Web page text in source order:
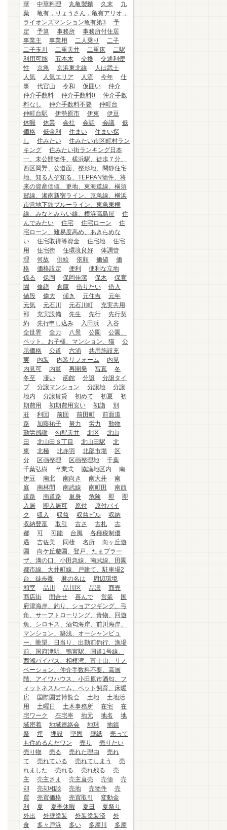
華
中華料理 丸亀製麵 久末
九
葉
亀有，りょうさん，亀有アリオ，
ライオンズマンション亀有第3
予
定
予算 事務所
事務所付住居
事業主
事業用 二人乗り
二子
二子玉川
二重天井 二重床
二駅
利用可能
五本木 交換
交通利便
性
京急 京浜東北線
人は武士
人気
人気エリア 人流 今年
仕
事
代官山 令和 仮囲い
仲介
仲介手数料
仲介手数料0
仲介手数
料なし
仲介手数料不要
仲町台
仲町台駅
伊勢原市 伊東
伊豆
休暇
休業 会社 会話 会議
低
価格
低金利 住まい
住まい探
し
住みたい
住みたい市区町村ラン
キング
住みたい街ランキング日本
一、未公開物件、横浜駅、徒歩７分、
西区岡野、公道面、整形地、閑静住宅
地、知る人ぞ知る、TEPPAN物件、将
来の資産価値、更地、東海道線、横須
賀線、湘南新宿ライン、京急線、横浜
市営地下鉄ブルーライン、東急東横
線、みなとみらい線、横浜高島屋
住
んでみたい
住宅 住宅ローン
住
宅ローン、難易度高め、あきらめな
い
住宅取得等資金 住宅地
住宅
用
住宅街 住環境良好
体調管
理
何故 供給 依頼 価値
価
格
価格設定 便利
便利な立地
係る
保岡 保岡佳潔 保木
保育
園
修繕 倉庫 借りたい
借入
値段
偉大 傾き 元住吉
元年
元気
元石川 元石川町
充実共用
部
充実設備 先生 先行
先行契
約
先行申し込み 入田浜
入谷
全世界
全力 八景 公園
公園、
ペット、お子様、マンション、猫
公
示価格
公道 六浦
共用施設充
実
内装 内装リフォーム
内見
内見可
内覧 再開発 写真
冬
冬至
凄い 函館 分譲
分譲タイ
プ
分譲マンション 分譲地
分譲
地内
分譲賃貸 初めて 初夏
初
期費用
初期費用安い 初詣
別
荘
利回 前回 前田町
前面道
路
加藤祐子 努力 労力
動物
勤労感謝
勾配天井 北区
北山
田
北山田６丁目 北山田駅
北
東
北極 北赤羽 北部市場
区
分
区画整理 区画整理地
千葉
千葉弘樹
卒業式 協議地区内
南
伊豆
南北 南向き 南大井
南
庭
南林間 南武線 南町田
南西
道路
南道路 単身 危険 即
即
入居
即入居可 原付
原付バイ
ク
収入 収益 収益ビル
収納
収納豊富
取引 古さ 古札
古
都
可 可能 台風
各種税制優
遇
吉佐美 同棲 名所
向ヶ丘遊
園
向ケ丘遊園、登戸、たまプラー
ザ、溝の口、小田急線、南武線、田園
都市線、大井町線、戸建て、駐車場2
台、徒歩圏
君の名は
周辺環境
和室
品川 品川区 品濃
商売
商店街
問合せ 喜んで 営業
国
府津海岸、釣り、ショアジギング、弓
角、サーフトローリング、青物、回遊
魚、シロギス、酒匂海岸、前川海岸、
マンション、築浅、オーシャンビュ
ー、眺望、日当り、出勤前釣行、漁場
前、国府津駅、鴨宮駅、国道1号線、
西湘バイパス、相模湾、富士山、リノ
ベーション、仲介手数料不要、高層
階、アイワハウス、小田原市酒匂、フ
ィットネスルーム、ペット飼育、床暖
房
国際園芸博覧会 土地
土地活
用
土曜日 土木事務所 在宅
在
宅ワーク
在宅率 地元 地名
地
域密着
地域連絡会 地球
地鎮
祭
坪 埋設 堅固 壁紙
売って
も住めるんだワン
売り
売りたい
売り物
売る 売れた理由
売れ
て
売れている 売れてしまう
売
れました
売れる 売れ残る
売
主
売主さま 売主直売 売価
売
却
売却相談 売地 売物件
売
買
売買価格 売買取引
変動金
利
夏 夏季休暇 夏日
夏祭り
外出
外壁塗装 外装塗装済
外
食
多々戸浜 多い 多摩川
多摩